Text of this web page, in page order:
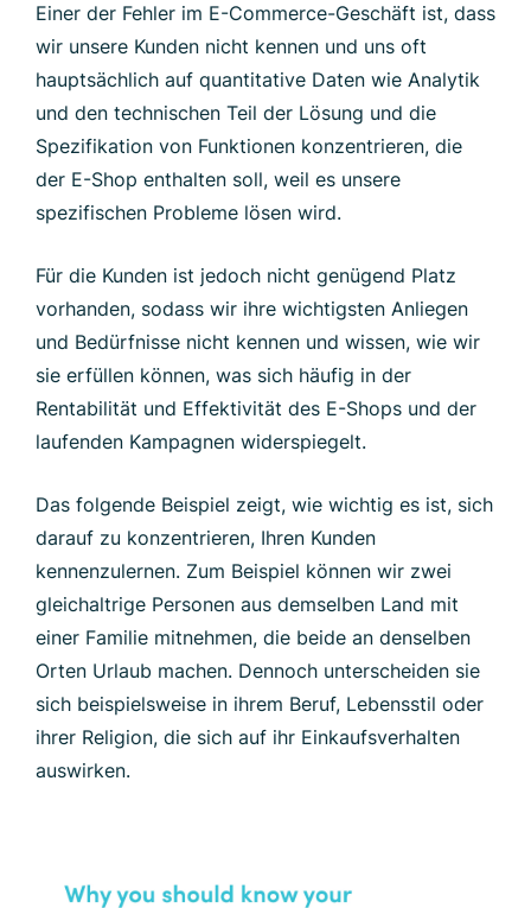
Einer der Fehler im E-Commerce-Geschäft ist, dass
wir unsere Kunden nicht kennen und uns oft
hauptsächlich auf quantitative Daten wie Analytik
und den technischen Teil der Lösung und die
Spezifikation von Funktionen konzentrieren, die
der E-Shop enthalten soll, weil es unsere
spezifischen Probleme lösen wird.
Für die Kunden ist jedoch nicht genügend Platz
vorhanden, sodass wir ihre wichtigsten Anliegen
und Bedürfnisse nicht kennen und wissen, wie wir
sie erfüllen können, was sich häufig in der
Rentabilität und Effektivität des E-Shops und der
laufenden Kampagnen widerspiegelt.
Das folgende Beispiel zeigt, wie wichtig es ist, sich
darauf zu konzentrieren, Ihren Kunden
kennenzulernen. Zum Beispiel können wir zwei
gleichaltrige Personen aus demselben Land mit
einer Familie mitnehmen, die beide an denselben
Orten Urlaub machen. Dennoch unterscheiden sie
sich beispielsweise in ihrem Beruf, Lebensstil oder
ihrer Religion, die sich auf ihr Einkaufsverhalten
auswirken.